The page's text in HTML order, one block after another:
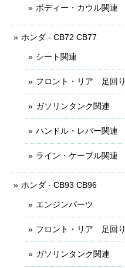
ボディー・カウル関連
ホンダ - CB72 CB77
シート関連
フロント・リア 足回り
ガソリンタンク関連
ハンドル・レバー関連
ライン・ケーブル関連
ホンダ - CB93 CB96
エンジンパーツ
フロント・リア 足回り
ガソリンタンク関連